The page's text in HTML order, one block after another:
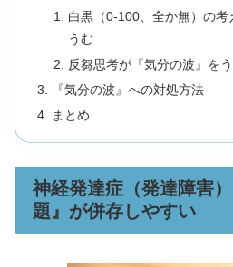
白黒（0-100、全か無）の
うむ
反芻思考が『気分の波』を
『気分の波』への対処方法
まとめ
神経発達症（発達障害
題』が併存しやすい